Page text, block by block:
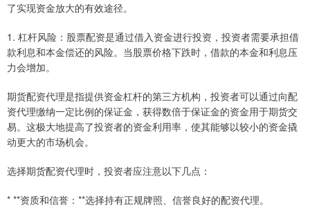
了实现资金放大的有效途径。
1. 杠杆风险：股票配资是通过借入资金进行投资，投资者需要承担借
款利息和本金偿还的风险。当股票价格下跌时，借款的本金和利息压
力会增加。
期货配资代理是指提供资金杠杆的第三方机构，投资者可以通过向配
资代理缴纳一定比例的保证金，获得数倍于保证金的资金用于期货交
易。这极大地提高了投资者的资金利用率，使其能够以较小的资金撬
动更大的市场机会。
选择期货配资代理时，投资者应注意以下几点：
* **资质和信誉：**选择持有正规牌照、信誉良好的配资代理。